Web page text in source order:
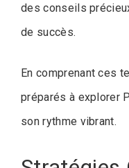
des conseils
de succès.
En comprenant ces
préparés à explorer
son rythme vibrant.